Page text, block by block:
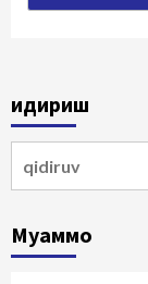
Қидириш
Муаммо